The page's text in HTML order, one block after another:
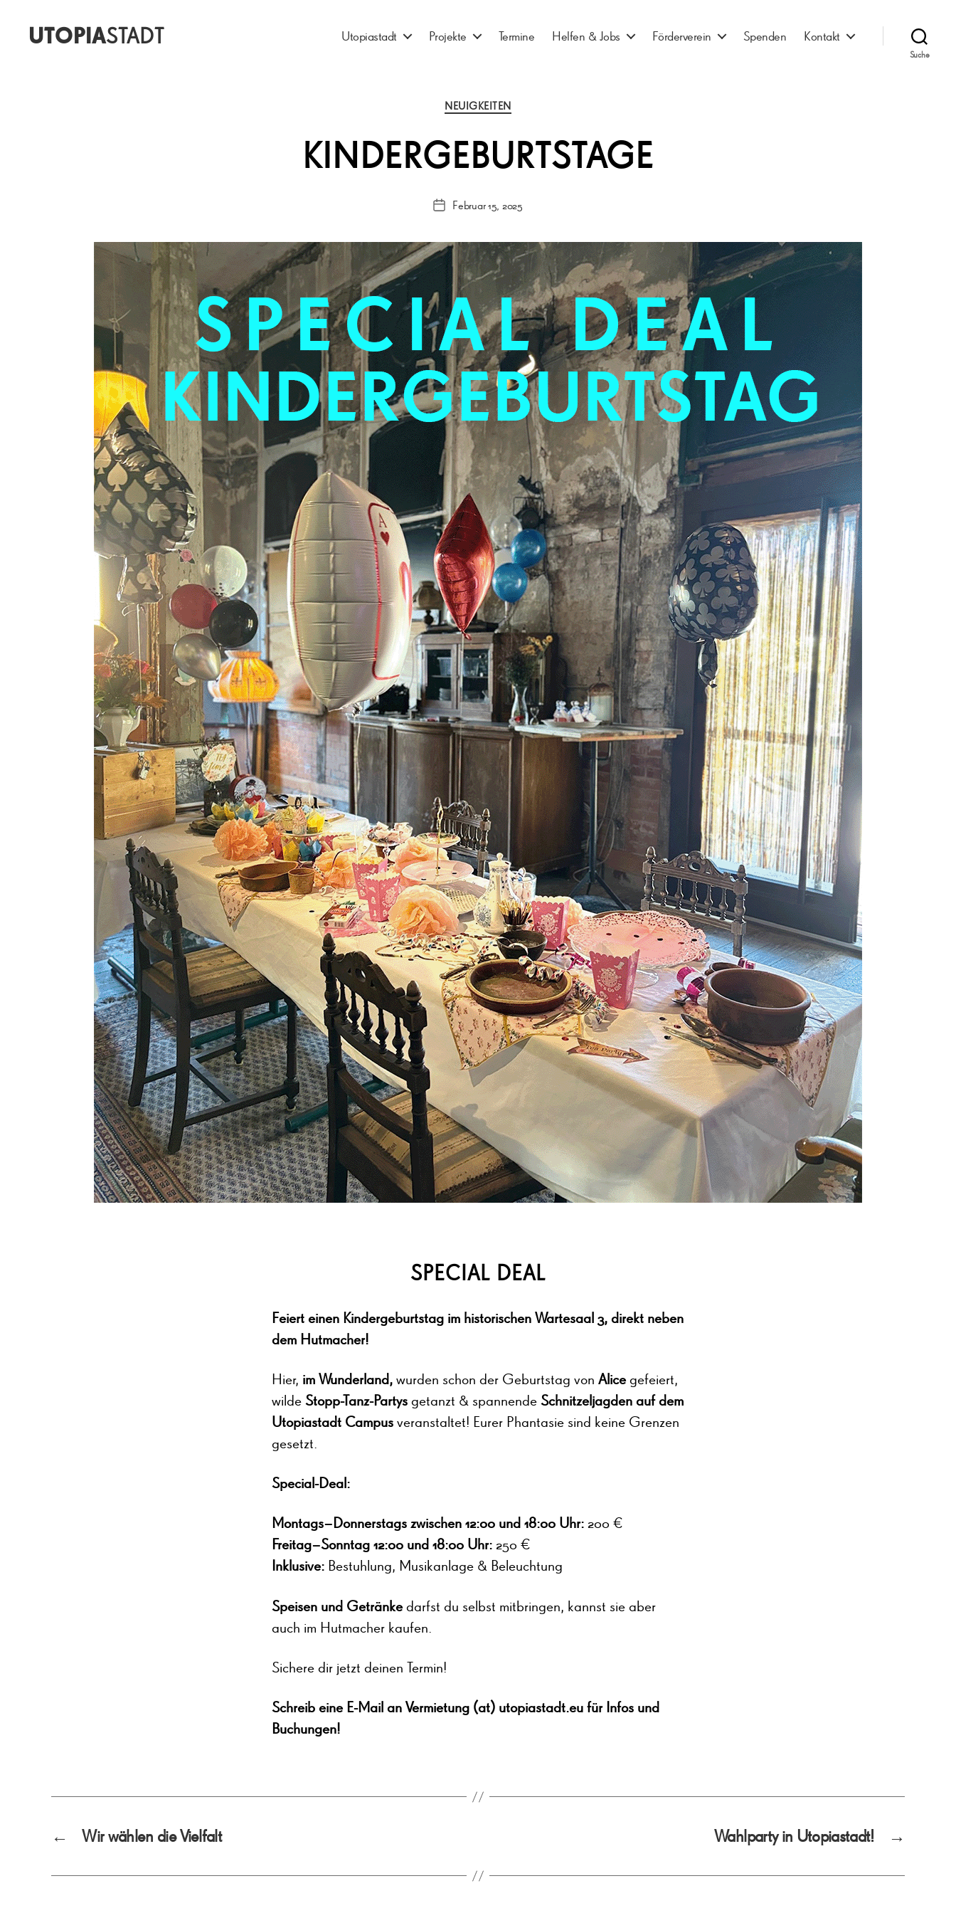
UTOPIASTADT Utopiastadt Projekte Termine Helfen & Jobs Förderverein Spenden Kontakt
Suche
Kategorien
NEUIGKEITEN
KINDERGEBURTSTAGE
Veröffentlichungsdatum
Februar 15, 2025
SPECIAL DEAL
Feiert einen Kindergeburtstag im historischen Wartesaal 3, direkt neben
dem Hutmacher!
Hier, im Wunderland, wurden schon der Geburtstag von Alicegefeiert,
wilde Stopp-Tanz-Partys getanzt & spannende Schnitzeljagden auf dem
Utopiastadt Campus veranstaltet! Eurer Phantasie sind keine Grenzen
gesetzt.
Special-Deal:
Montags–Donnerstags zwischen 12:00 und 18:00 Uhr: 200 €
Freitag–Sonntag 12:00 und 18:00 Uhr: 250 €
Inklusive: Bestuhlung, Musikanlage & Beleuchtung
Speisen und Getränkedarfst du selbst mitbringen, kannst sie aber
auch im Hutmacher kaufen.
Sichere dir jetzt deinen Termin!
Schreib eine E-Mail an Vermietung (at) utopiastadt.eu für Infos und
Buchungen!
← Wir wählen die Vielfalt →
Wahlparty in Utopiastadt!